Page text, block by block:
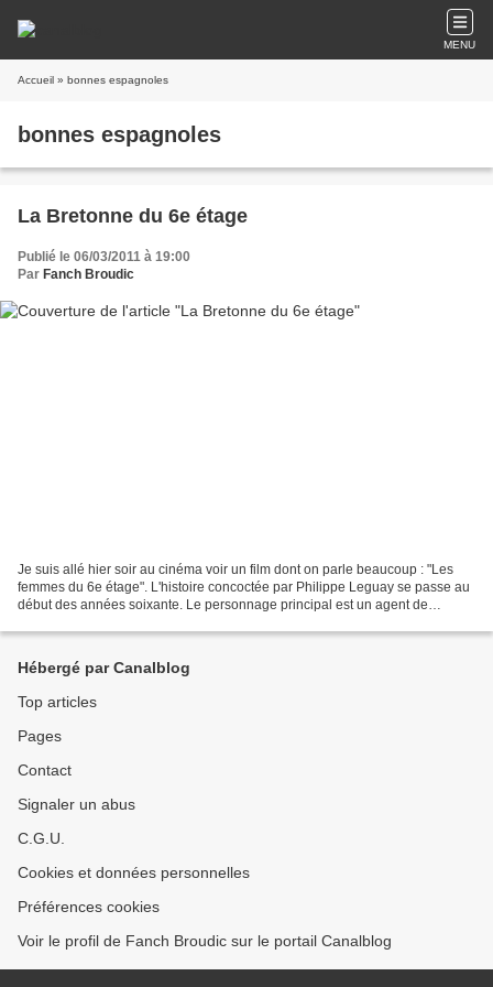
MENU
Accueil » bonnes espagnoles
bonnes espagnoles
La Bretonne du 6e étage
Publié le 06/03/2011 à 19:00
Par Fanch Broudic
Je suis allé hier soir au cinéma voir un film dont on parle beaucoup : "Les
femmes du 6e étage". L'histoire concoctée par Philippe Leguay se passe au
début des années soixante. Le personnage principal est un agent de
Hébergé par Canalblog
Top articles
Pages
Contact
Signaler un abus
C.G.U.
Cookies et données personnelles
Préférences cookies
Voir le profil de Fanch Broudic sur le portail Canalblog